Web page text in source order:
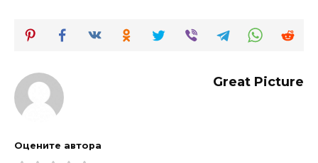
Great Picture
Оцените автора